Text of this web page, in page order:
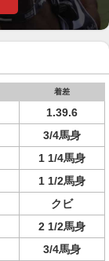
着差
1.39.6
3/4馬身
1 1/4馬身
1 1/2馬身
クビ
2 1/2馬身
3/4馬身